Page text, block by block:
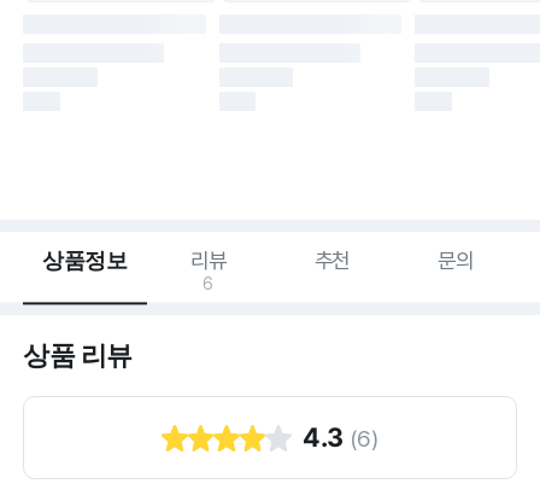
상품정보 리뷰
6
추천 문의
상품 리뷰
4.3 (6)